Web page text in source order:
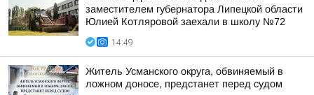
заместителем губернатора Липецкой области
Юлией Котляровой заехали в школу №72
14:49
Житель Усманского округа, обвиняемый в
ложном доносе, предстанет перед судом